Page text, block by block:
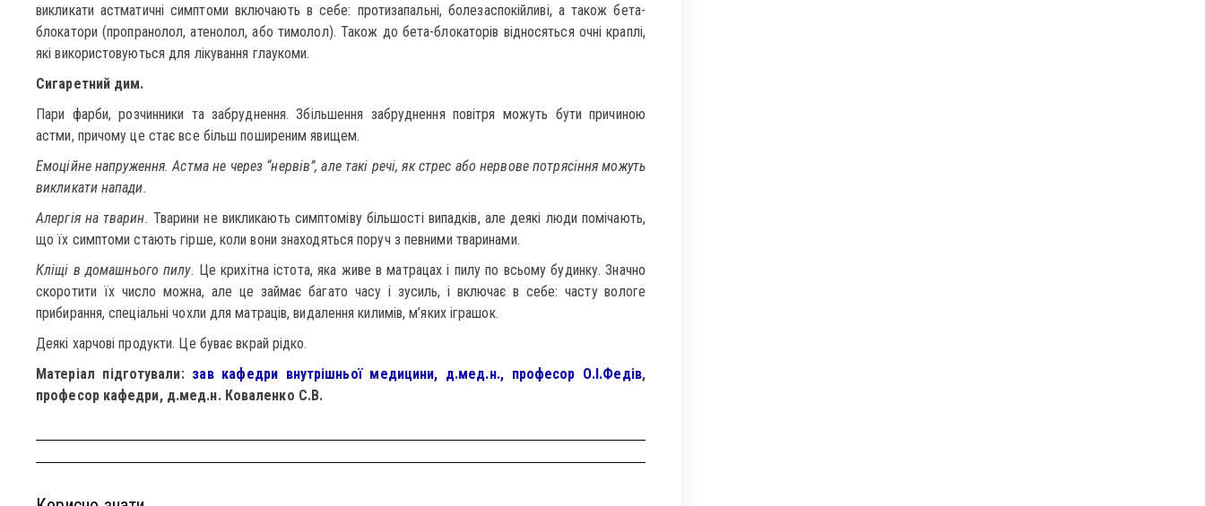
викликати астматичні симптоми включають в себе: протизапальні, болезаспокійливі, а також бета-
блокатори (пропранолол, атенолол, або тимолол). Також до бета-блокаторів відносяться очні краплі,
які використовуються для лікування глаукоми.
Сигаретний дим.
Пари фарби, розчинники та забруднення. Збільшення забруднення повітря можуть бути причиною
астми, причому це стає все більш поширеним явищем.
Емоційне напруження. Астма не через “нервів”, але такі речі, як стрес або нервове потрясіння можуть
викликати напади.
Алергія на тварин. Тварини не викликають симптоміву більшості випадків, але деякі люди помічають,
що їх симптоми стають гірше, коли вони знаходяться поруч з певними тваринами.
Кліщі в домашнього пилу. Це крихітна істота, яка живе в матрацах і пилу по всьому будинку. Значно
скоротити їх число можна, але це займає багато часу і зусиль, і включає в себе: часту вологе
прибирання, спеціальні чохли для матраців, видалення килимів, м’яких іграшок.
Деякі харчові продукти. Це буває вкрай рідко.
Матеріал підготували: зав кафедри внутрішньої медицини, д.мед.н., професор О.І.Федів,
професор кафедри, д.мед.н. Коваленко С.В.